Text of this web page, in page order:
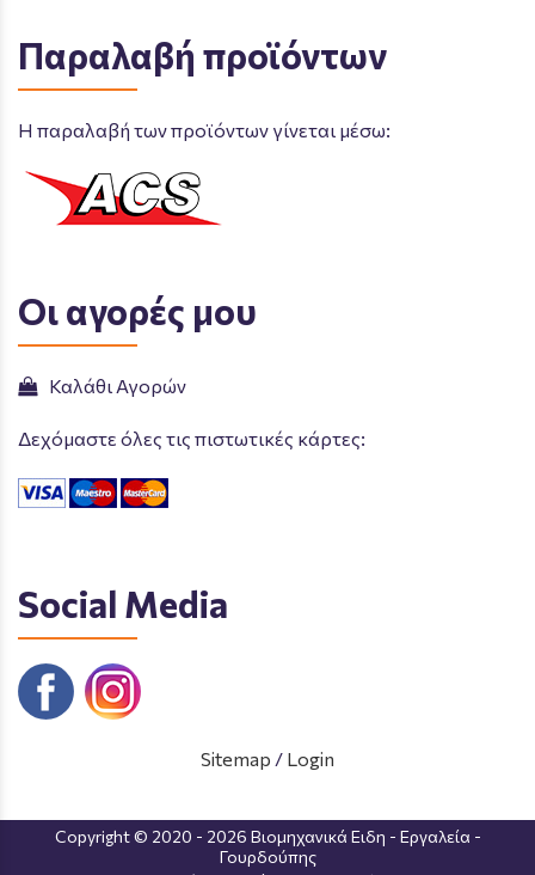
Παραλαβή προϊόντων
Η παραλαβή των προϊόντων γίνεται μέσω:
Οι αγορές μου
Καλάθι Αγορών
Δεχόμαστε όλες τις πιστωτικές κάρτες:
Social Media
Sitemap / Login
Copyright © 2020 - 2026 Βιομηχανικά Ειδη - Εργαλεία -
Γουρδούπης